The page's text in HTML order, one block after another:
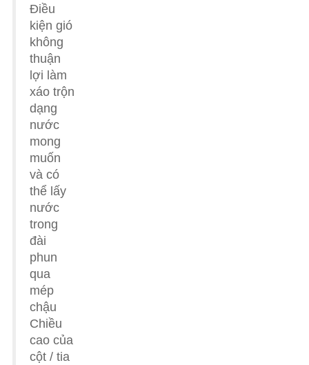
Điều
kiện gió
không
thuận
lợi làm
xáo trộn
dạng
nước
mong
muốn
và có
thể lấy
nước
trong
đài
phun
qua
mép
chậu
Chiều
cao của
cột / tia